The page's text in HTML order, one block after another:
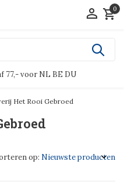
0
77,- voor NL BE DU
Het Rooi Gebroed
op: